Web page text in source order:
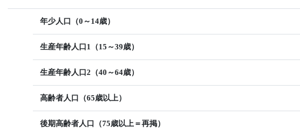
年少人口（0～14歳）
生産年齢人口1（15～39歳）
生産年齢人口2（40～64歳）
高齢者人口（65歳以上）
後期高齢者人口（75歳以上＝再掲）